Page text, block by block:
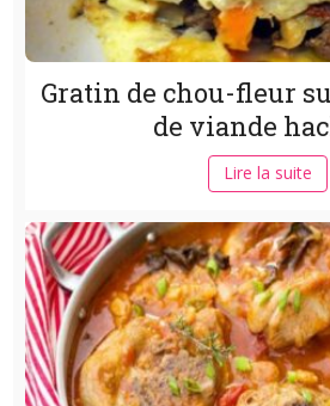
Gratin de chou-fleur
de viande
Lire la suite